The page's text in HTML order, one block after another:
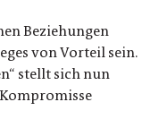
Beziehungen
von Vorteil sein.
stellt sich nun